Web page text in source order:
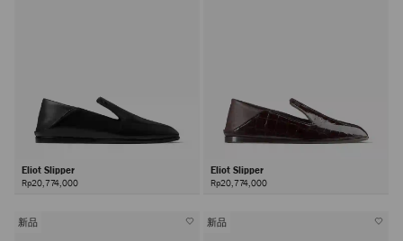
Eliot Slipper
Rp20,774,000
Eliot Slipper
Rp20,774,000
新品 新品